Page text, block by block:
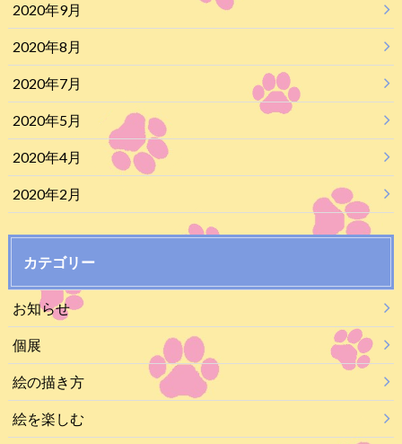
2020年9月
2020年8月
2020年7月
2020年5月
2020年4月
2020年2月
カテゴリー
お知らせ
個展
絵の描き方
絵を楽しむ